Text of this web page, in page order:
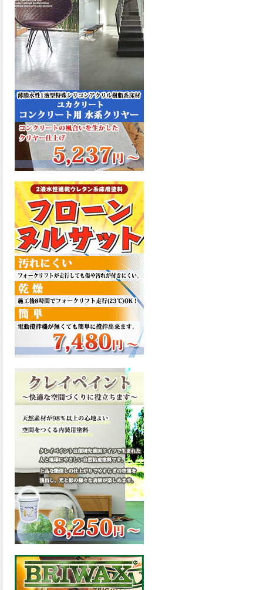
ました。ご購入はこちらか
ら。
2026.06.30
ウレタン特有の網目構造の反
応塗膜は、強靭で耐衝撃性、
耐擦り傷性、耐摩耗性に優れ
た機能を発揮、フローンフル
トップが新しく販売開始致し
ました。ご購入はこちらか
ら。
2026.06.29
コストを重視しした材料で、
優れた性能と高品質で高度な
防水機能を発揮、フローン12
た。ご購入はこちらから。
2026.06.29
数多くの施工実績を持つ信頼
性の高い塗材 優れた性能と高
品質で高度な防水機能を発
揮、フローン11が新しく販売
開始致しました。ご購入はこ
ちらから。
2026.05.26
コンクリート特有の質感やム
ラ感と溶け合うように広がる
色彩が床と壁を印象的に仕上
げる、アクアカラー デュオト
ーンが新しく販売開始致しま
2026.03.13
滑らかな塗膜は従来の屋根用
塗料と比べ、滑らかな塗膜表
面を形成し、光沢が高く、抜
群の仕上がり性を提供、一液
プレミアムルーフシリコンが
新しく販売開始致しました。
ご購入はこちらから。
2026.03.12
無機顔料の表面を高緻密ダブ
ルシールド層でガードするこ
とにより、ラジカルの発生を
抑制、エスケープレミアムル
ーフSiが新しく販売開始致し
ました。ご購入はこちらか
ら。
2026.03.11
緻密で強靭な無機系塗膜と、